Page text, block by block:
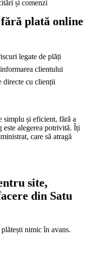
și comenzi
plată online
legate de plăți
clientului
directe cu clienții
simplu și eficient, fără a
este alegerea potrivită. Îți
care să atragă
site,
din Satu
nimic în avans.